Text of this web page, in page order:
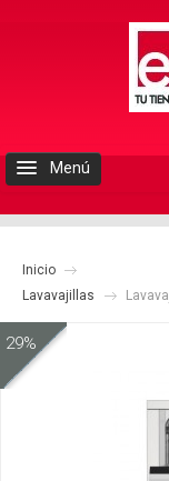
Menú
INICIO
Inicio
Lavavajillas
29%